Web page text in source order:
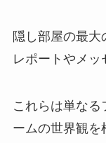
隠し部屋の最
レポートやメッ
これらは単な
ームの世界観を